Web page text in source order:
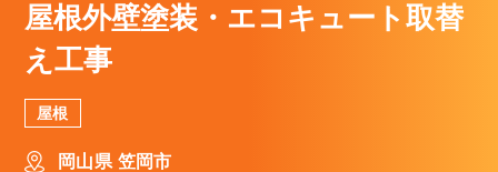
屋根外壁塗装・エコキュート取替
え工事
屋根
岡山県 笠岡市